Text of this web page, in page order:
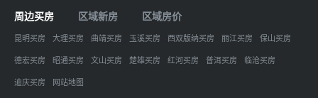
周边买房 区域新房 区域房价
昆明买房 大理买房 曲靖买房 玉溪买房 西双版纳买房 丽江买房 保山买房
德宏买房 昭通买房 文山买房 楚雄买房 红河买房 普洱买房 临沧买房
迪庆买房 网站地图